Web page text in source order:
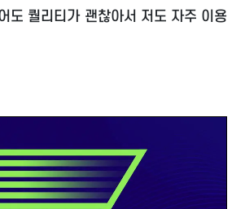
도 퀄리티가 괜찮아서 저도 자주 이용